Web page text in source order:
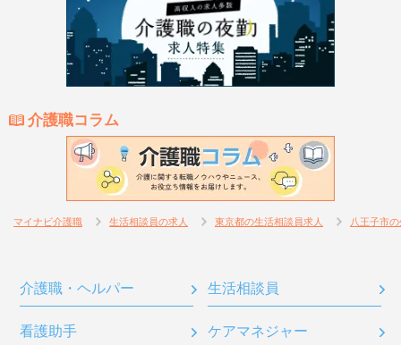
介護職コラム
マイナビ介護職 生活相談員の求人 東京都の生活相談員求人 八王子市
介護職・ヘルパー 生活相談員
看護助手 ケアマネジャー